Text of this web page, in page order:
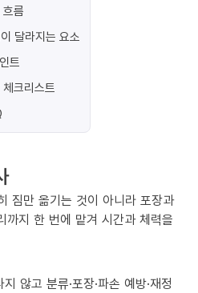
름
달라지는 요소
트
크리스트
짐만 옮기는 것이 아니라 포장과
까지 한 번에 맡겨 시간과 체력을
않고 분류·포장·파손 예방·재정